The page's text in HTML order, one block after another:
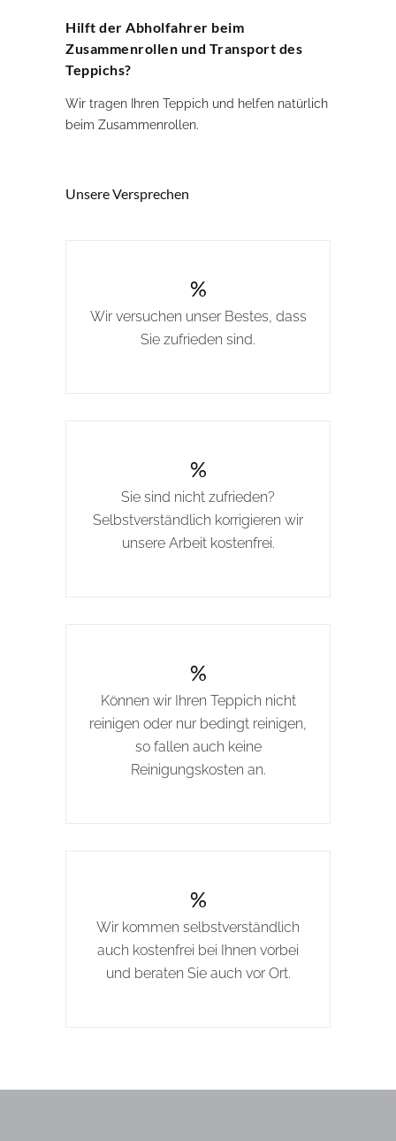
Hilft der Abholfahrer beim
Zusammenrollen und Transport des
Teppichs?
Wir tragen Ihren Teppich und helfen natürlich
beim Zusammenrollen.
Unsere Versprechen
%
Wir versuchen unser Bestes, dass
Sie zufrieden sind.
%
Sie sind nicht zufrieden?
Selbstverständlich korrigieren wir
unsere Arbeit kostenfrei.
%
Können wir Ihren Teppich nicht
reinigen oder nur bedingt reinigen,
so fallen auch keine
Reinigungskosten an.
%
Wir kommen selbstverständlich
auch kostenfrei bei Ihnen vorbei
und beraten Sie auch vor Ort.